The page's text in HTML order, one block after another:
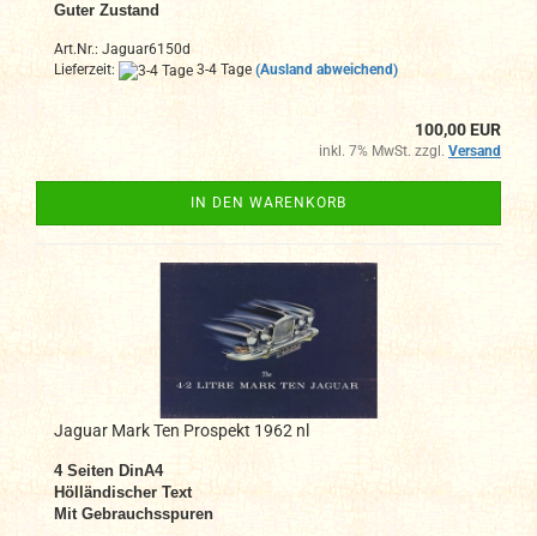
Guter Zustand
Art.Nr.: Jaguar6150d
Lieferzeit:
3-4 Tage (Ausland abweichend)
100,00 EUR
inkl. 7% MwSt. zzgl. Versand
IN DEN WARENKORB
Jaguar Mark Ten Prospekt 1962 nl
4 Seiten DinA4
Hölländischer Text
Mit Gebrauchsspuren